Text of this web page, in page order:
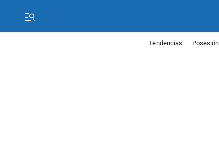
Tendencias: